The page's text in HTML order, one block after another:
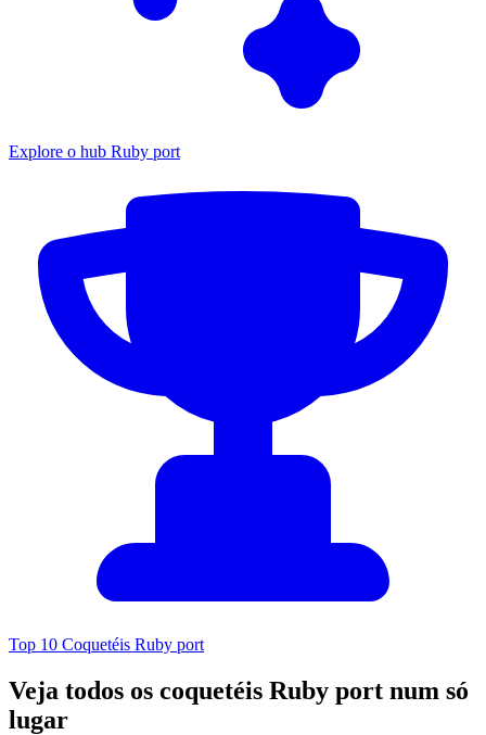
Explore o hub Ruby port
Top 10 Coquetéis Ruby port
Veja todos os coquetéis Ruby port num só
lugar